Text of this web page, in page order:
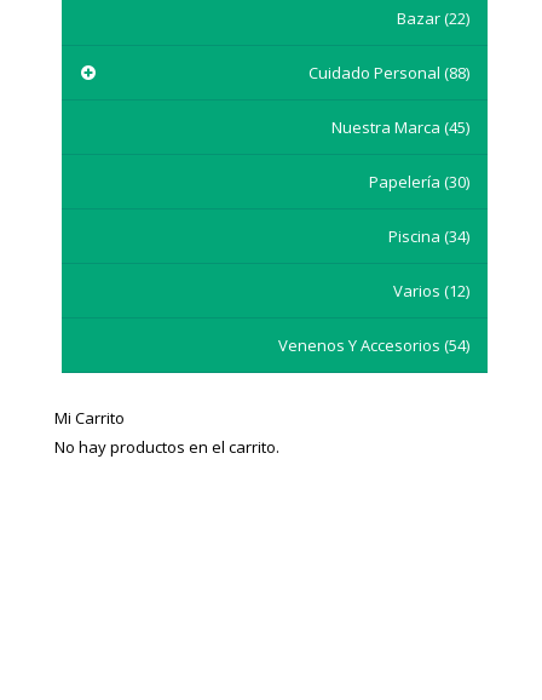
Bazar(22)
Cuidado Personal(88)
Nuestra Marca(45)
Papelería(30)
Piscina(34)
Varios(12)
Venenos Y Accesorios(54)
Mi Carrito
No hay productos en el carrito.